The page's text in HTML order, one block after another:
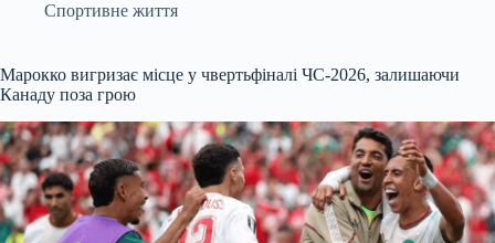
Спортивне життя
Марокко вигризає місце у чвертьфіналі ЧС-2026, залишаючи
Канаду поза грою